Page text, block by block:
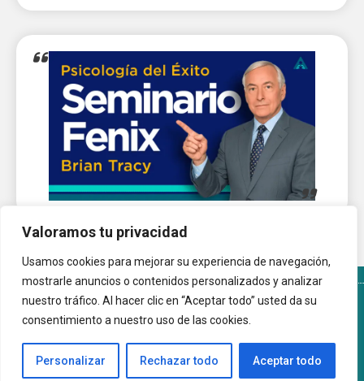
Valoramos tu privacidad
Usamos cookies para mejorar su experiencia de navegación,
mostrarle anuncios o contenidos personalizados y analizar
nuestro tráfico. Al hacer clic en “Aceptar todo” usted da su
consentimiento a nuestro uso de las cookies.
Personalizar Rechazar todo Aceptar todo
Política de Cookies